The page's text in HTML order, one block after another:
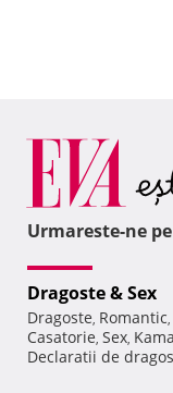
Urmareste-ne pe
Dragoste & Sex
Dragoste, Romantic,
Casatorie, Sex,
Declaratii de